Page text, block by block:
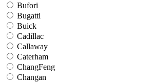
Bufori
Bugatti
Buick
Cadillac
Callaway
Caterham
ChangFeng
Changan